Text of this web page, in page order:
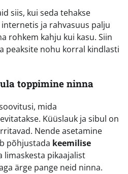
siis, kui seda tehakse
ja rahvasuus palju
rohkem kahju kui kasu. Siin
peaksite nohu korral kindlasti
toppimine ninna
mida
Küüslauk ja sibul on
Nende asetamine
põhjustada keemilise
limaskesta pikaajalist
ärge pange neid ninna.